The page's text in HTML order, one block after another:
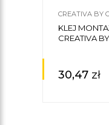
CREATIVA BY
KLEJ
CREATIVA
30,47 zł